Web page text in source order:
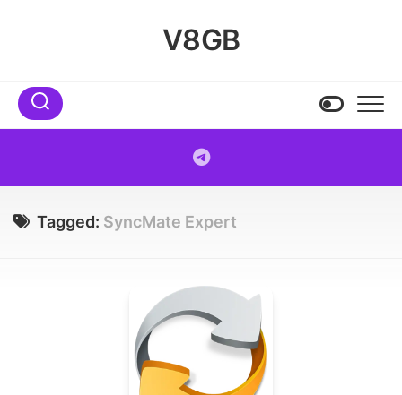
V8GB
Tagged: SyncMate Expert